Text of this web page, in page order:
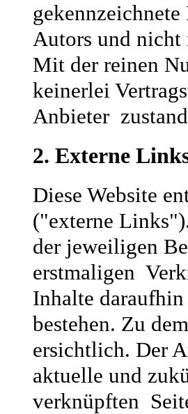
Autors und nicht
Mit der reinen
keinerlei
Anbieter
2. Externe
Diese Website
("externe
der jeweiligen
erstmaligen
Inhalte
bestehen. Zu
ersichtlich. Der
aktuelle und
verknüpften